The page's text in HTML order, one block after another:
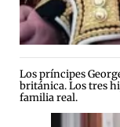
Los príncipes
británica. Los tres
familia real.